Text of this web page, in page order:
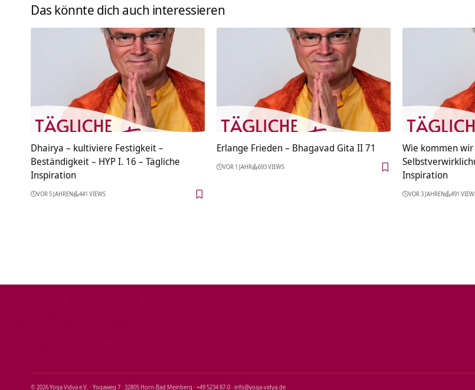
Das könnte dich auch interessieren
Dhairya – kultiviere Festigkeit –
Beständigkeit – HYP I. 16 – Tägliche
Inspiration
VOR 5 JAHREN 441 VIEWS
Erlange Frieden – Bhagavad Gita II 71
VOR 1 JAHR 693 VIEWS
Wie kommen
Inspiration
VOR 3 JAHREN 491
© 2026 Yoga Vidya e.V. · Yogaweg 7 · 32805 Horn‑Bad Meinberg · +49 5234 87‑0 · info@yoga‑vidya.de